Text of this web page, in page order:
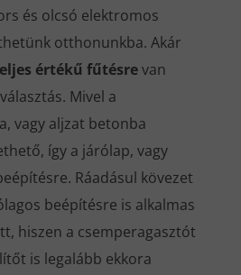
és olcsó elektromos
otthonunkba. Akár
értékű fűtésrevan
Mivel a
vagy aljzat betonba
így a járólap, vagy
Ráadásul kövezet
beépítésre is alkalmas
hiszen a csemperagasztót
is legalább ekkora